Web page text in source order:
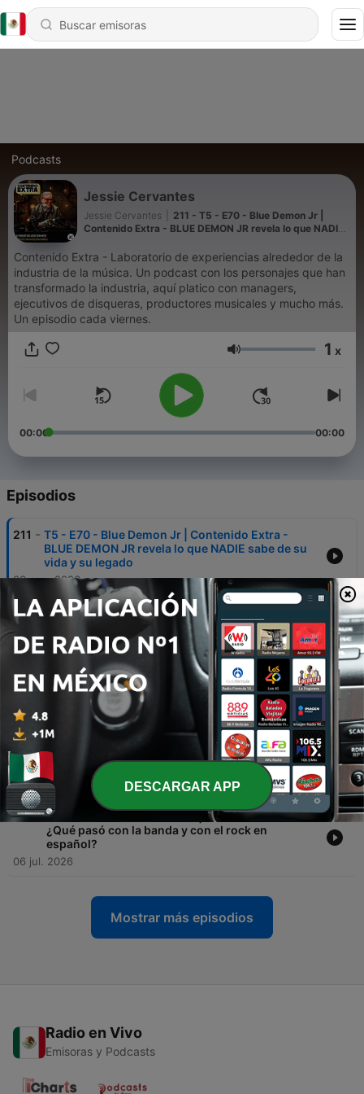
Podcasts
Jessie Cervantes
Jessie Cervantes
211 - T5 - E70 - Blue Demon Jr |
Contenido Extra - BLUE DEMON JR revela lo que NADIE
Contenido Extra - Laboratorio de experiencias alrededor de la
industria de la música. Un podcast con los personajes que han
transformado la industria, aquí platico con managers,
ejecutivos de disqueras, productores musicales y mucho más.
Un episodio cada viernes.
Volumen 1 x
00:00 00:00
Episodios
211 - T5 - E70 - Blue Demon Jr | Contenido Extra -
BLUE DEMON JR revela lo que NADIE sabe de su
vida y su legado
03 ago. 2026
210 - T5 - E69 - Juan Lombana| Contenido Extra - ¿Por
qué tu trabajo corre peligro por la Inteligencia
Artificial?
28 jul. 2026
209 -
T5 - E68 - Isael Gutiérrez | Contenido Extra - El
Secreto del Éxito para Grupo Firme
20 jul. 2026
208 - T5 - E67 - Pepe y Chema | Contenido Extra - El
Caso del Baño de C5 ¿Que sucedió realmente?
17 jul. 2026
207 - T5 - E66 - Amantes de Lola | Contenido Extra -
¿Qué pasó con la banda y con el rock en
español?
06 jul. 2026
Mostrar más episodios
Radio en Vivo
Emisoras y Podcasts
DESCARGAR APP